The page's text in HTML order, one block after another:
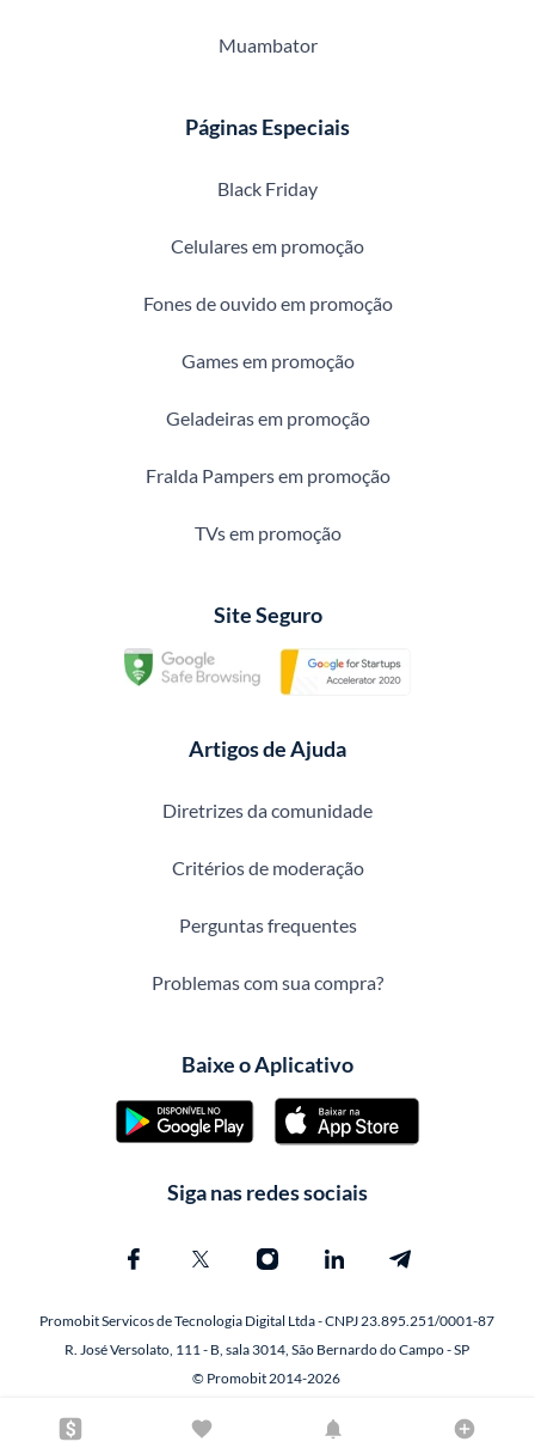
Muambator
Páginas Especiais
Black Friday
Celulares em promoção
Fones de ouvido em promoção
Games em promoção
Geladeiras em promoção
Fralda Pampers em promoção
TVs em promoção
Site Seguro
Artigos de Ajuda
Diretrizes da comunidade
Critérios de moderação
Perguntas frequentes
Problemas com sua compra?
Baixe o Aplicativo
Siga nas redes sociais
Promobit Servicos de Tecnologia Digital Ltda - CNPJ 23.895.251/0001-87
R. José Versolato, 111 - B, sala 3014, São Bernardo do Campo - SP
© Promobit 2014-2026